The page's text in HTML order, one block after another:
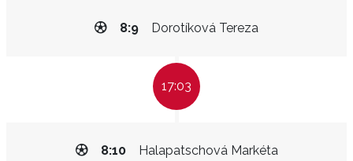
Dorotíková Tereza
8:9
17:03
Halapatschová Markéta
8:10